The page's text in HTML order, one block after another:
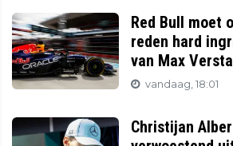
Red Bull moet
reden hard
van Max
vandaag, 18:01
Christijan